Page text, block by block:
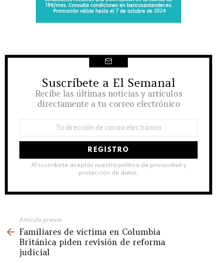
NEWSLETTER
Suscríbete a El Semanal
Recibe las últimas noticias y artículos
directamente a tu correo electrónico
correo
Al suscribirte aceptas nuestra política de privacidad y
protección de datos.
more
Artículo previo
Familiares de víctima en Columbia
Británica piden revisión de reforma
judicial